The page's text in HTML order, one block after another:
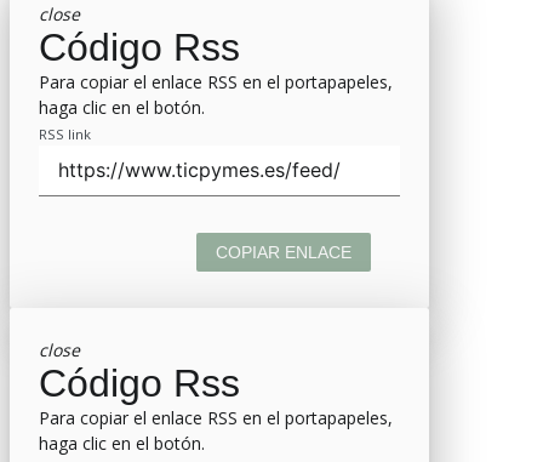
close
Código Rss
Para copiar el enlace RSS en el portapapeles,
haga clic en el botón.
RSS link
COPIAR ENLACE
close
Código Rss
Para copiar el enlace RSS en el portapapeles,
haga clic en el botón.